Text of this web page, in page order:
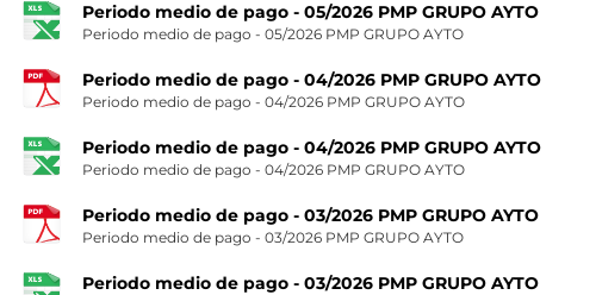
Periodo medio de pago - 05/2026 PMP GRUPO AYTO
Periodo medio de pago - 05/2026 PMP GRUPO AYTO
Periodo medio de pago - 04/2026 PMP GRUPO AYTO
Periodo medio de pago - 04/2026 PMP GRUPO AYTO
Periodo medio de pago - 04/2026 PMP GRUPO AYTO
Periodo medio de pago - 04/2026 PMP GRUPO AYTO
Periodo medio de pago - 03/2026 PMP GRUPO AYTO
Periodo medio de pago - 03/2026 PMP GRUPO AYTO
Periodo medio de pago - 03/2026 PMP GRUPO AYTO